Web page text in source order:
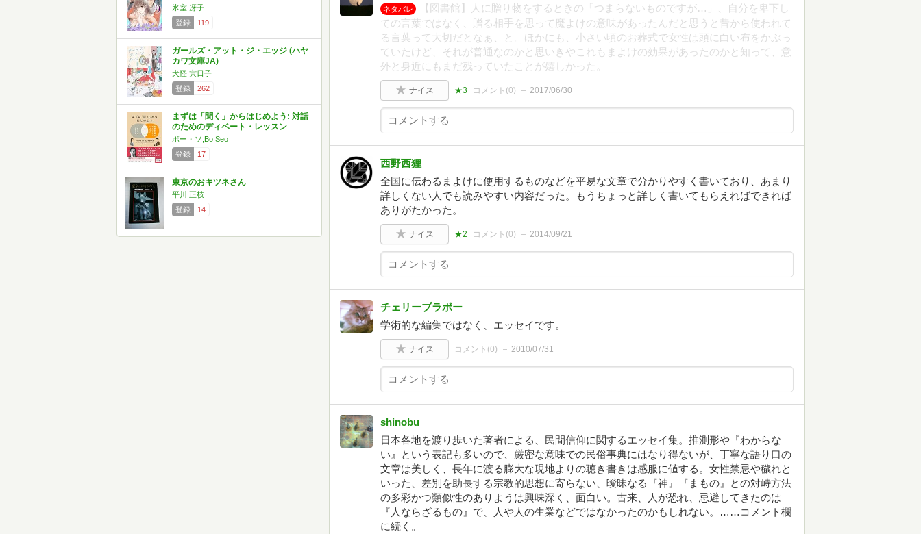
氷室 冴子
登録
119
ガールズ・アット・ジ・エッジ (ハヤ
カワ文庫JA)
犬怪 寅日子
登録
262
まずは「聞く」からはじめよう: 対話
のためのディベート・レッスン
ボー・ソ,Bo Seo
登録
17
東京のおキツネさん
平川 正枝
登録
14
ネタバレ
【図書館】人に贈り物をするときの「つまらないものですが…」、自分を卑下し
ての言葉ではなく、贈る相手を思って魔よけの意味があったんだと思うと昔から使われて
る言葉って大切だとなぁ、と。ほかにも、小さい頃のお葬式で女性は頭に白い布をかぶっ
ていたけど、それが普通なのかと思いきやこれもまよけの効果があったのかと知って、意
外と身近にもまだ残っていたことが嬉しかった。
ナイス ★3 コメント(0) 2017/06/30
西野西狸
全国に伝わるまよけに使用するものなどを平易な文章で分かりやすく書いており、あまり
詳しくない人でも読みやすい内容だった。もうちょっと詳しく書いてもらえればできれば
ありがたかった。
ナイス ★2 コメント(0) 2014/09/21
チェリーブラボー
学術的な編集ではなく、エッセイです。
ナイス コメント(0) 2010/07/31
shinobu
日本各地を渡り歩いた著者による、民間信仰に関するエッセイ集。推測形や『わからな
い』という表記も多いので、厳密な意味での民俗事典にはなり得ないが、丁寧な語り口の
文章は美しく、長年に渡る膨大な現地よりの聴き書きは感服に値する。女性禁忌や穢れと
いった、差別を助長する宗教的思想に寄らない、曖昧なる『神』『まもの』との対峙方法
の多彩かつ類似性のありようは興味深く、面白い。古来、人が恐れ、忌避してきたのは
『人ならざるもの』で、人や人の生業などではなかったのかもしれない。……コメント欄
に続く。